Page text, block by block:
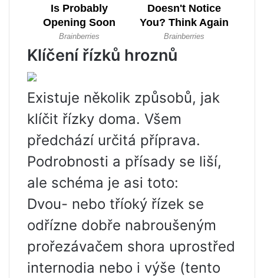
Klíčení řízků hroznů
Existuje několik způsobů, jak
klíčit řízky doma. Všem
předchází určitá příprava.
Podrobnosti a přísady se liší,
ale schéma je asi toto:
Dvou- nebo tříoký řízek se
odřízne dobře nabroušeným
prořezávačem shora uprostřed
internodia nebo i výše (tento